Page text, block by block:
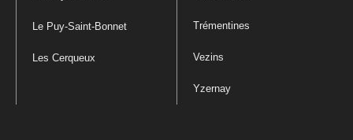
Le Puy-Saint-Bonnet
Les Cerqueux
Trémentines
Vezins
Yzernay